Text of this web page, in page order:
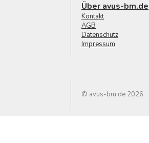
Über avus-bm.de
Kontakt
AGB
Datenschutz
Impressum
© avus-bm.de 2026